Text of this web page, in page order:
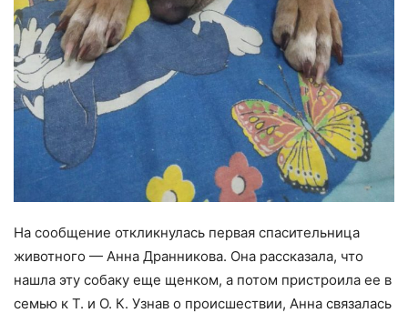
На сообщение откликнулась первая спасительница
животного — Анна Дранникова. Она рассказала, что
нашла эту собаку еще щенком, а потом пристроила ее в
семью к Т. и О. К. Узнав о происшествии, Анна связалась